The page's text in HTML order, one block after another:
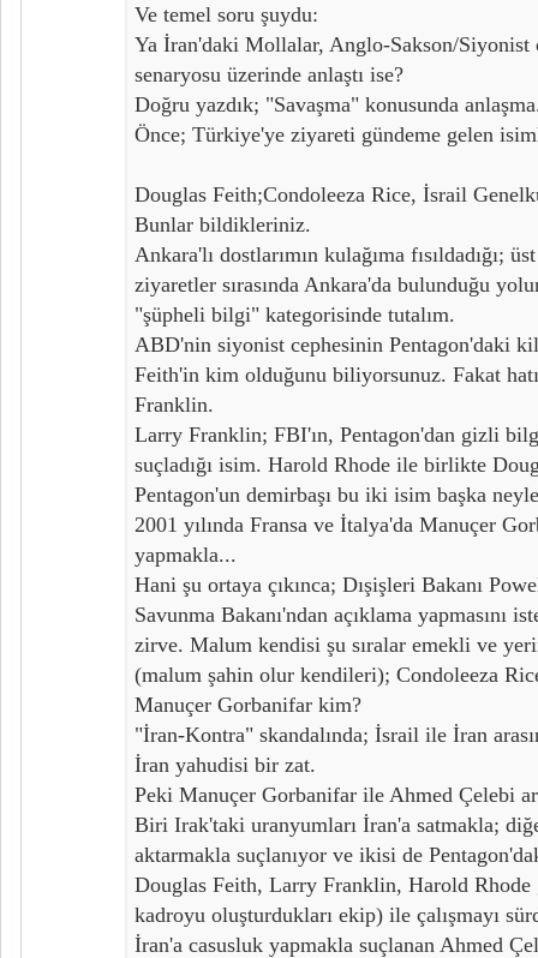
Ve temel soru şuydu:
Ya İran'daki Mollalar, Anglo-Sakson/
senaryosu üzerinde anlaştı ise?
Doğru yazdık; "Savaşma" konusunda
Önce; Türkiye'ye ziyareti gündeme gelen
Douglas Feith;Condoleeza Rice, İsrail
Bunlar bildikleriniz.
Ankara'lı dostlarımın kulağıma fısıldadığı;
ziyaretler sırasında Ankara'da bulunduğu
"şüpheli bilgi" kategorisinde tutalım.
ABD'nin siyonist cephesinin Pentagon'daki
Feith'in kim olduğunu biliyorsunuz. Fakat
Franklin.
Larry Franklin; FBI'ın, Pentagon'dan gizli
suçladığı isim. Harold Rhode ile birlikte
Pentagon'un demirbaşı bu iki isim başka
2001 yılında Fransa ve İtalya'da Manuçer
yapmakla...
Hani şu ortaya çıkınca; Dışişleri Bakanı
Savunma Bakanı'ndan açıklama yapmasını
zirve. Malum kendisi şu sıralar emekli ve
(malum şahin olur kendileri); Condoleeza
Manuçer Gorbanifar kim?
"İran-Kontra" skandalında; İsrail ile İran
İran yahudisi bir zat.
Peki Manuçer Gorbanifar ile Ahmed Çelebi
Biri Irak'taki uranyumları İran'a satmakla;
aktarmakla suçlanıyor ve ikisi de
Douglas Feith, Larry Franklin, Harold
kadroyu oluşturdukları ekip) ile çalışmayı
İran'a casusluk yapmakla suçlanan Ahmed